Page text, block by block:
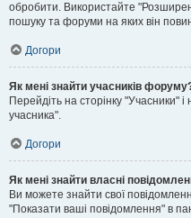
обробити. Використайте
пошуку та форуми на яких він
Догори
Як мені знайти учасників
Перейдіть на сторінку "Учасники"
учасника".
Догори
Як мені знайти власні
Ви можете знайти свої
"Показати ваші повідомлення" в